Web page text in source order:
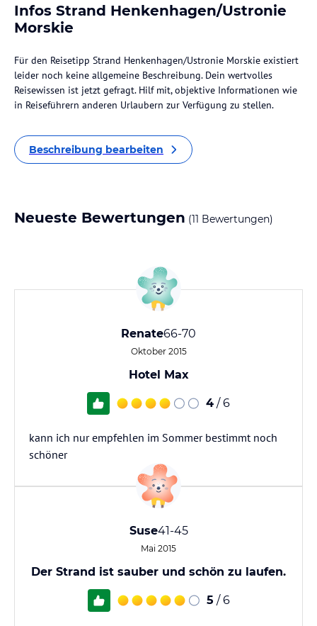
Infos Strand Henkenhagen/Ustronie
Morskie
Für den Reisetipp Strand Henkenhagen/Ustronie Morskie existiert
leider noch keine allgemeine Beschreibung. Dein wertvolles
Reisewissen ist jetzt gefragt. Hilf mit, objektive Informationen wie
in Reiseführern anderen Urlaubern zur Verfügung zu stellen.
Beschreibung bearbeiten
Neueste Bewertungen (11 Bewertungen)
Renate66-70
Oktober 2015
Hotel Max
4 / 6
kann ich nur empfehlen im Sommer bestimmt noch
schöner
Suse41-45
Mai 2015
Der Strand ist sauber und schön zu laufen.
5 / 6